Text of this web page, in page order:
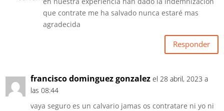
que contrate me ha salvado nunca estaré mas
agradecida
Responder
francisco dominguez gonzalez el 28 abril, 2023 a
las 08:44
vaya seguro es un calvario jamas os contratare ni yo ni